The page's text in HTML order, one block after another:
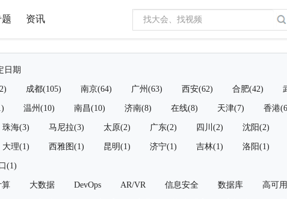
资讯
日期
成都(105) 南京(64) 广州(63) 西安(62) 合肥(42)
温州(10) 南昌(10) 济南(8) 在线(8) 天津(7) 香港
珠海(3) 马尼拉(3) 太原(2) 广东(2) 四川(2) 沈阳(2)
大理(1) 西雅图(1) 昆明(1) 济宁(1) 吉林(1) 洛阳(1)
(1)
算 大数据 DevOps AR/VR 信息安全 数据库 高可